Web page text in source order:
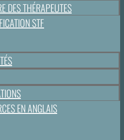
DES THÉRAPEUTES
STF
EN ANGLAIS